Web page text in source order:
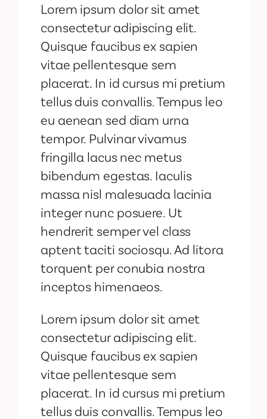
Lorem ipsum dolor sit amet
consectetur adipiscing elit.
Quisque faucibus ex sapien
vitae pellentesque sem
placerat. In id cursus mi pretium
tellus duis convallis. Tempus leo
eu aenean sed diam urna
tempor. Pulvinar vivamus
fringilla lacus nec metus
bibendum egestas. Iaculis
massa nisl malesuada lacinia
integer nunc posuere. Ut
hendrerit semper vel class
aptent taciti sociosqu. Ad litora
torquent per conubia nostra
inceptos himenaeos.
Lorem ipsum dolor sit amet
consectetur adipiscing elit.
Quisque faucibus ex sapien
vitae pellentesque sem
placerat. In id cursus mi pretium
tellus duis convallis. Tempus leo